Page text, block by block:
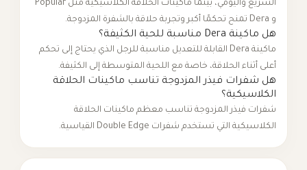
السريع واليومي، بينما ماكينات الحلاقة الكلاسيكية مثل Popular
و Dera تمنح تحكمًا أكبر وتجربة حلاقة بالشفرة المزدوجة.
هل ماكينة Dera مناسبة للحية الكثيفة؟
ماكينة Dera القابلة للتعديل مناسبة للرجل الذي يحتاج إلى تحكم
أعلى أثناء الحلاقة، خاصة مع اللحية المتوسطة إلى الكثيفة.
هل شفرات فيذر المزدوجة تناسب ماكينات الحلاقة
الكلاسيكية؟
شفرات فيذر المزدوجة تناسب معظم ماكينات الحلاقة
الكلاسيكية التي تستخدم شفرات Double Edge القياسية.